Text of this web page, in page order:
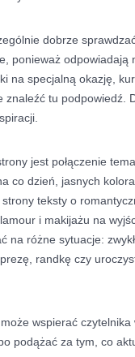
dobrze
ponieważ
na specjalną okazję,
znaleźć tu podpowiedź.
jest połączenie
co dzień, jasnych
teksty o
i makijażu na
na różne sytuacje:
randkę czy
wspierać czytelnika
podążać za tym, co